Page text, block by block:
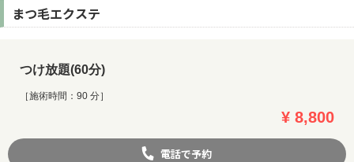
まつ毛エクステ
つけ放題(60分)
［施術時間：90 分］
¥ 8,800
電話で予約